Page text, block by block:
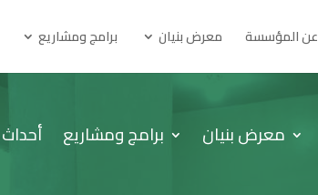
عن المؤسسة معرض بنيان برامج ومشاريع
معرض بنيان برامج ومشاريع